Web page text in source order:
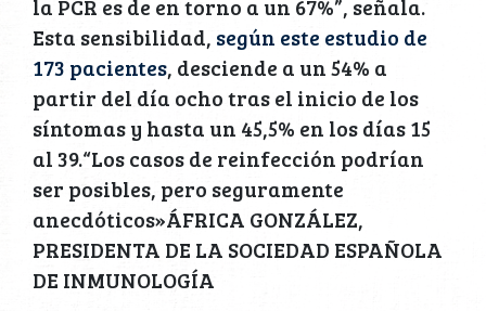
la PCR es de en torno a un 67%”, señala.
Esta sensibilidad, según este estudio de
173 pacientes, desciende a un 54% a
partir del día ocho tras el inicio de los
síntomas y hasta un 45,5% en los días 15
al 39.“Los casos de reinfección podrían
ser posibles, pero seguramente
anecdóticos»ÁFRICA GONZÁLEZ,
PRESIDENTA DE LA SOCIEDAD ESPAÑOLA
DE INMUNOLOGÍA